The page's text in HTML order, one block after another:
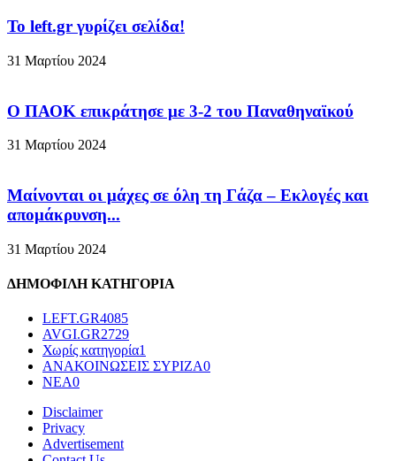
To left.gr γυρίζει σελίδα!
31 Μαρτίου 2024
Ο ΠΑΟΚ επικράτησε με 3-2 του Παναθηναϊκού
31 Μαρτίου 2024
Μαίνονται οι μάχες σε όλη τη Γάζα – Eκλογές και
απομάκρυνση...
31 Μαρτίου 2024
ΔΗΜΟΦΙΛΗ ΚΑΤΗΓΟΡΙΑ
LEFT.GR4085
AVGI.GR2729
Χωρίς κατηγορία1
ΑΝΑΚΟΙΝΩΣΕΙΣ ΣΥΡΙΖΑ0
ΝΕΑ0
Disclaimer
Privacy
Advertisement